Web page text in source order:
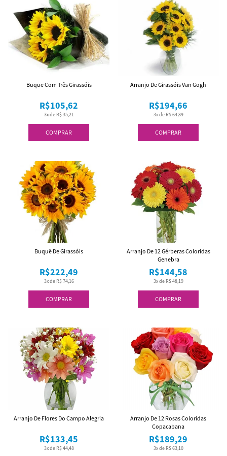
COMPRAR
3x de R$ 35,21
R$105,62
Buque Com Três Girassóis
COMPRAR
3x de R$ 64,89
R$194,66
Arranjo De Girassóis Van Gogh
COMPRAR
3x de R$ 74,16
R$222,49
Buquê De Girassóis
COMPRAR
3x de R$ 48,19
R$144,58
Arranjo De 12 Gérberas Coloridas
Genebra
3x de R$ 44,48
R$133,45
Arranjo De Flores Do Campo Alegria
3x de R$ 63,10
R$189,29
Arranjo De 12 Rosas Coloridas
Copacabana